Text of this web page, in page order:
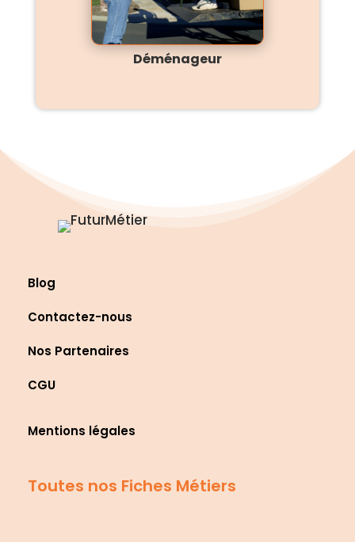
Déménageur
Blog
Contactez-nous
Nos Partenaires
CGU
Mentions légales
Toutes nos Fiches Métiers